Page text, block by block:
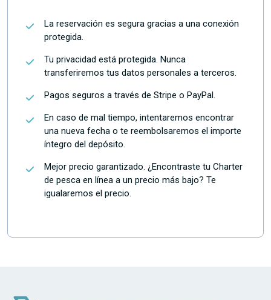
La reservación es segura gracias a una conexión
protegida.
Tu privacidad está protegida. Nunca
transferiremos tus datos personales a terceros.
Pagos seguros a través de Stripe o PayPal.
En caso de mal tiempo, intentaremos encontrar
una nueva fecha o te reembolsaremos el importe
íntegro del depósito.
Mejor precio garantizado. ¿Encontraste tu Charter
de pesca en línea a un precio más bajo? Te
igualaremos el precio.